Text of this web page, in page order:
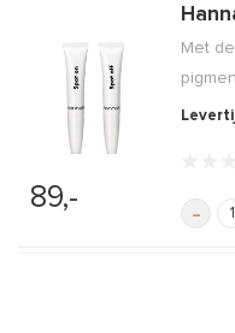
89,-
Met
-